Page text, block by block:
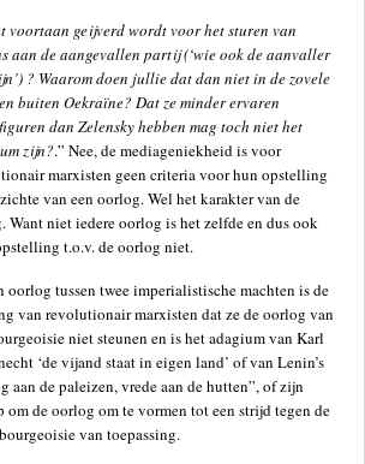
voortaan geijverd wordt voor het sturen van
aan de aangevallen partij (‘wie ook de aanvaller
? Waarom doen jullie dat dan niet in de zovele
buiten Oekraïne? Dat ze minder ervaren
dan Zelensky hebben mag toch niet het
zijn?.” Nee, de mediageniekheid is voor
marxisten geen criteria voor hun opstelling
van een oorlog. Wel het karakter van de
Want niet iedere oorlog is het zelfde en dus ook
t.o.v. de oorlog niet.
oorlog tussen twee imperialistische machten is de
van revolutionair marxisten dat ze de oorlog van
niet steunen en is het adagium van Karl
‘de vijand staat in eigen land’ of van Lenin’s
aan de paleizen, vrede aan de hutten”, of zijn
om de oorlog om te vormen tot een strijd tegen de
van toepassing.